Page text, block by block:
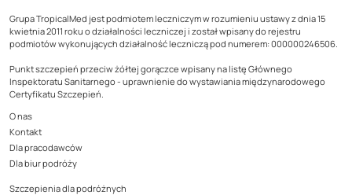
Grupa TropicalMed jest podmiotem leczniczym w rozumieniu ustawy z dnia 15
kwietnia 2011 roku o działalności leczniczej i został wpisany do rejestru
podmiotów wykonujących działalność leczniczą pod numerem: 000000246506.
Punkt szczepień przeciw żółtej gorączce wpisany na listę Głównego
Inspektoratu Sanitarnego - uprawnienie do wystawiania międzynarodowego
Certyfikatu Szczepień.
O nas
Kontakt
Dla pracodawców
Dla biur podróży
Szczepienia dla podróżnych